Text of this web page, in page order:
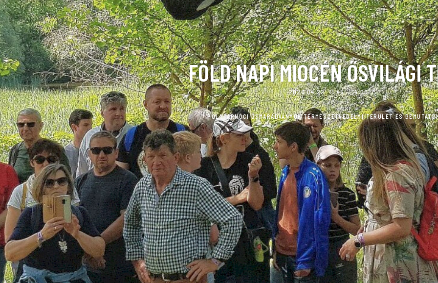
FÖLD NAPI MIOCÉN ŐSVILÁGI
2023.04.22. 11:45 - 14:00
IPOLYTARNÓCI ŐSMARADVÁNYOK TERMÉSZETVÉDELMI TERÜLET ÉS